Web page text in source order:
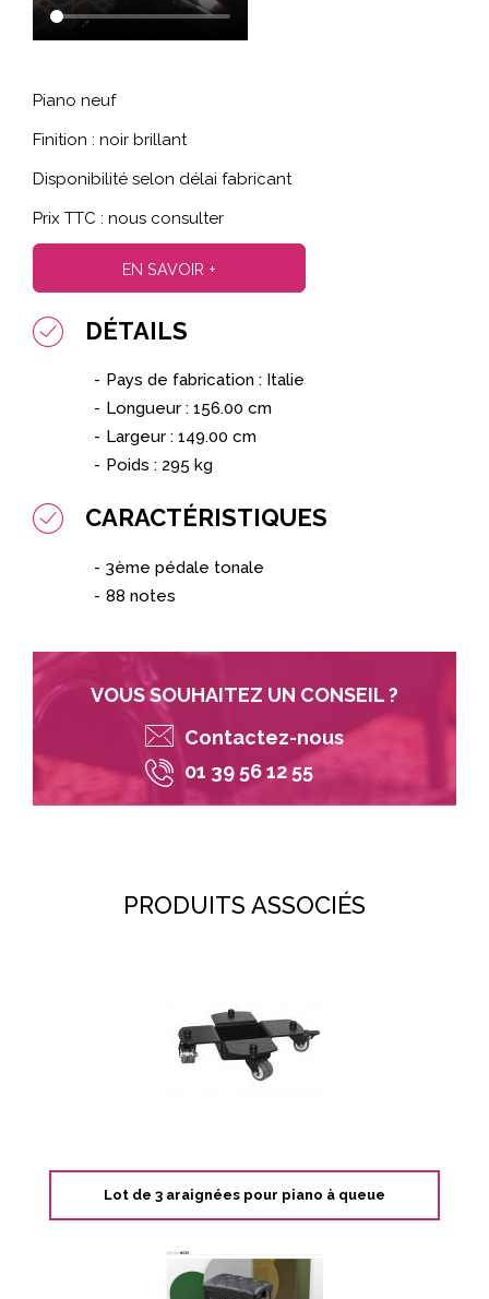
Piano neuf
Finition : noir brillant
Disponibilité selon délai fabricant
Prix TTC : nous consulter
EN SAVOIR +
DÉTAILS
Pays de fabrication : Italie
Longueur : 156.00 cm
Largeur : 149.00 cm
Poids : 295 kg
CARACTÉRISTIQUES
3ème pédale tonale
88 notes
VOUS SOUHAITEZ UN CONSEIL ?
Contactez-nous
01 39 56 12 55
PRODUITS ASSOCIÉS
Lot de 3 araignées pour piano à queue